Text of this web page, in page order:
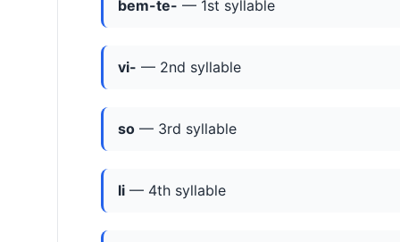
bem-te- — 1st syllable
vi- — 2nd syllable
so — 3rd syllable
li — 4th syllable